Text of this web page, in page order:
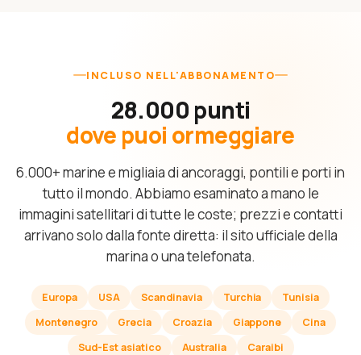
INCLUSO NELL'ABBONAMENTO
28.000 punti
dove puoi ormeggiare
6.000+ marine e migliaia di ancoraggi, pontili e porti in
tutto il mondo. Abbiamo esaminato a mano le
immagini satellitari di tutte le coste; prezzi e contatti
arrivano solo dalla fonte diretta: il sito ufficiale della
marina o una telefonata.
Europa USA Scandinavia Turchia
Tunisia
Montenegro
Grecia Croazia Giappone
Cina
Sud-Est asiatico
Australia
Caraibi